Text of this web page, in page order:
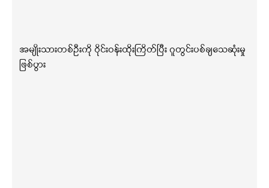
အမျိုးသားတစ်ဦးကို ဝိုင်းဝန်းထိုးကြိတ်ပြီး ဂူတွင်းပစ်ချသေဆုံးမှု
ဖြစ်ပွား